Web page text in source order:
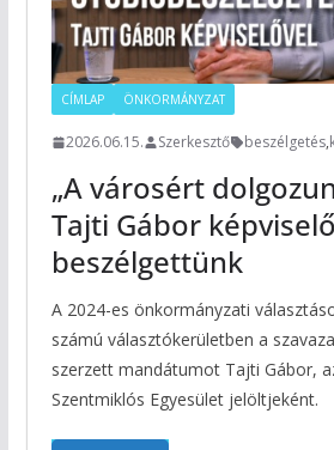
CÍMLAP ÖNKORMÁNYZAT
2026.06.15. Szerkesztő beszélgetés,
„A városért
Tajti Gábor
beszélgettünk
A 2024-es önkormányzati
számú választókerületben a
szerzett mandátumot Tajti Gábor,
Szentmiklós Egyesület jelöltjeként.